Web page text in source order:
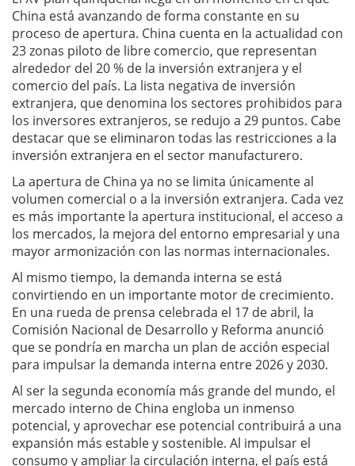
China está avanzando de forma constante en su
proceso de apertura. China cuenta en la actualidad con
23 zonas piloto de libre comercio, que representan
alrededor del 20 % de la inversión extranjera y el
comercio del país. La lista negativa de inversión
extranjera, que denomina los sectores prohibidos para
los inversores extranjeros, se redujo a 29 puntos. Cabe
destacar que se eliminaron todas las restricciones a la
inversión extranjera en el sector manufacturero.
La apertura de China ya no se limita únicamente al
volumen comercial o a la inversión extranjera. Cada vez
es más importante la apertura institucional, el acceso a
los mercados, la mejora del entorno empresarial y una
mayor armonización con las normas internacionales.
Al mismo tiempo, la demanda interna se está
convirtiendo en un importante motor de crecimiento.
En una rueda de prensa celebrada el 17 de abril, la
Comisión Nacional de Desarrollo y Reforma anunció
que se pondría en marcha un plan de acción especial
para impulsar la demanda interna entre 2026 y 2030.
Al ser la segunda economía más grande del mundo, el
mercado interno de China engloba un inmenso
potencial, y aprovechar ese potencial contribuirá a una
expansión más estable y sostenible. Al impulsar el
consumo y ampliar la circulación interna, el país está